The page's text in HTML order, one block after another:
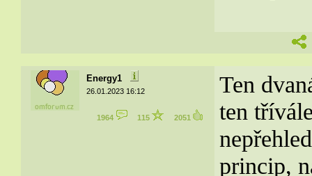
Energy1
26.01.2023 16:12
1964 115 2051
Ten
ten
princip,